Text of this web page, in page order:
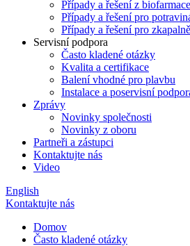
Případy a řešení z
Případy a řešení pro
Případy a řešení pro
Servisní podpora
Často kladené otázky
Kvalita a certifikace
Balení vhodné pro plavbu
Instalace a poservisní
Zprávy
Novinky společnosti
Novinky z oboru
Partneři a zástupci
Kontaktujte nás
Video
English
Kontaktujte nás
Domov
Často kladené otázky